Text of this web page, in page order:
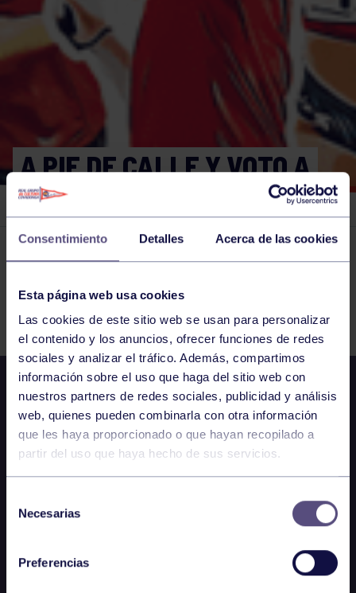
Consentimiento Detalles Acerca de las cookies
Esta página web usa cookies
Las cookies de este sitio web se usan para personalizar
el contenido y los anuncios, ofrecer funciones de redes
sociales y analizar el tráfico. Además, compartimos
información sobre el uso que haga del sitio web con
nuestros partners de redes sociales, publicidad y análisis
web, quienes pueden combinarla con otra información
que les haya proporcionado o que hayan recopilado a
partir del uso que haya hecho de sus servicios.
Necesarias
Preferencias
A PIE DE CALLE Y VOTO A
VOTO.
El grupo en prensa 12 MAR 2024
Comparte